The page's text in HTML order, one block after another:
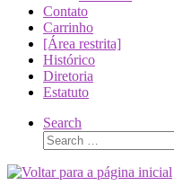
Contato
Carrinho
[Área restrita]
Histórico
Diretoria
Estatuto
Search
Search